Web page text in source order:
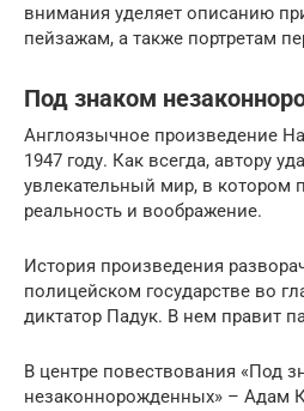
внимания уделяет описанию
пейзажам, а также портретам
Под знаком
Англоязычное произведение
1947 году. Как всегда, автору
увлекательный мир, в котором
реальность и воображение.
История произведения
полицейском государстве во
диктатор Падук. В нем правит
В центре повествования «Под
незаконнорожденных» – Адам